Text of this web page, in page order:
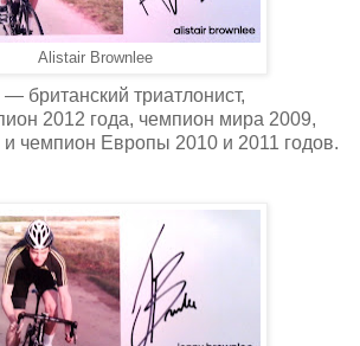
Alistair Brownlee
британский триатлонист,
2012 года, чемпион мира 2009,
и чемпион Европы 2010 и 2011 годов.